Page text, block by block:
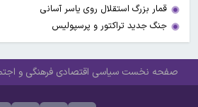
قمار بزرگ استقلال روی یاسر آسانی
جنگ جدید تراکتور و پرسپولیس
صفحه نخست سیاسی اقتصادی فرهنگی و